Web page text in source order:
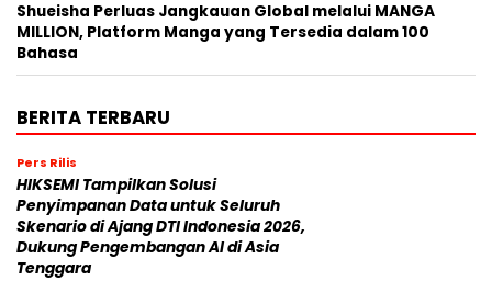
Shueisha Perluas Jangkauan Global melalui MANGA
MILLION, Platform Manga yang Tersedia dalam 100
Bahasa
BERITA TERBARU
Pers Rilis
HIKSEMI Tampilkan Solusi
Penyimpanan Data untuk Seluruh
Skenario di Ajang DTI Indonesia 2026,
Dukung Pengembangan AI di Asia
Tenggara